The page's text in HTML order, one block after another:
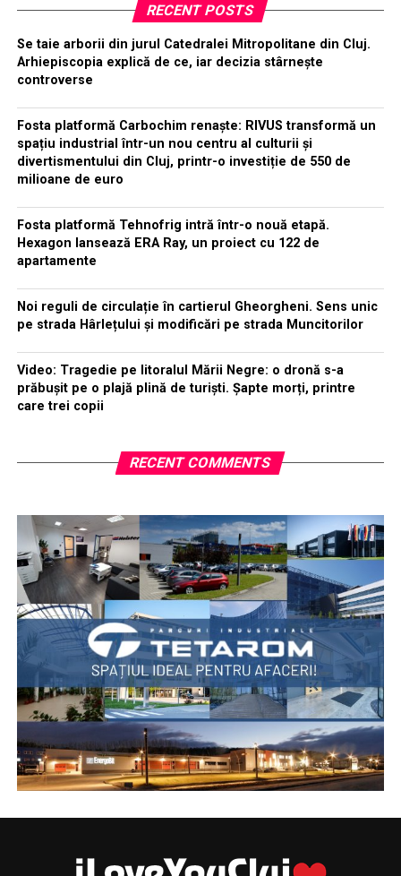
RECENT POSTS
Se taie arborii din jurul Catedralei Mitropolitane din Cluj.
Arhiepiscopia explică de ce, iar decizia stârnește
controverse
Fosta platformă Carbochim renaște: RIVUS transformă un
spațiu industrial într-un nou centru al culturii și
divertismentului din Cluj, printr-o investiție de 550 de
milioane de euro
Fosta platformă Tehnofrig intră într-o nouă etapă.
Hexagon lansează ERA Ray, un proiect cu 122 de
apartamente
Noi reguli de circulație în cartierul Gheorgheni. Sens unic
pe strada Hârlețului și modificări pe strada Muncitorilor
Video: Tragedie pe litoralul Mării Negre: o dronă s-a
prăbușit pe o plajă plină de turiști. Șapte morți, printre
care trei copii
RECENT COMMENTS